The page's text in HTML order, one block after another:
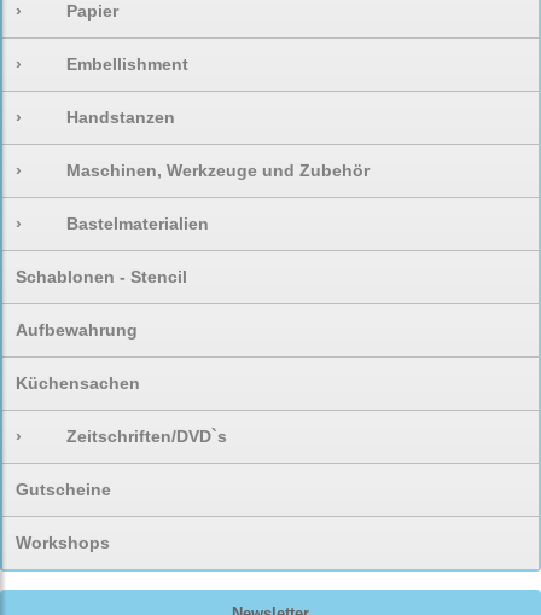
› Papier
› Embellishment
› Handstanzen
› Maschinen, Werkzeuge und Zubehör
› Bastelmaterialien
Schablonen - Stencil
Aufbewahrung
Küchensachen
› Zeitschriften/DVD`s
Gutscheine
Workshops